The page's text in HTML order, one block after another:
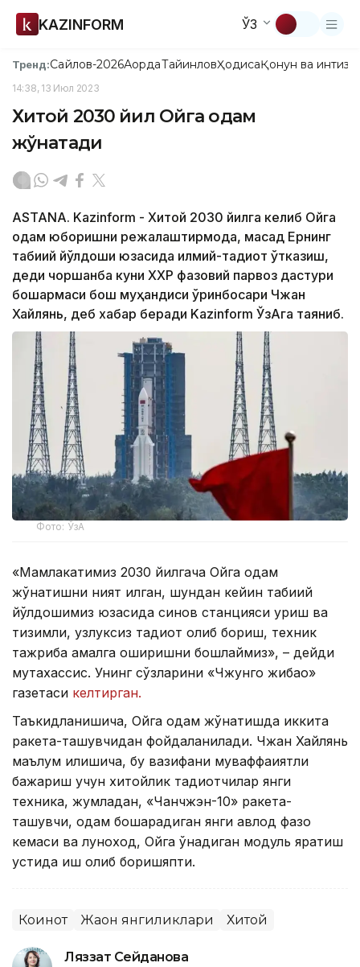
KAZINFORM ЎЗ
Тренд:Сайлов-2026АқордаТайинловҲодисаҚонун ва
14:38, 13 Июл 2023
Хитой 2030 йил Ойга одам
жўнатади
ASTANA. Kazinform - Хитой 2030 йилга келиб Ойга
одам юборишни режалаштирмоқда, мақсад Ернинг
табиий йўлдоши юзасида илмий-тадқиқот ўтказиш,
деди чоршанба куни ХХР фазовий парвоз дастури
бошқармаси бош муҳандиси ўринбосари Чжан
Хайлянь, деб хабар беради Kazinform ЎзАга таяниб.
Фото: ЎзА
«Мамлакатимиз 2030 йилгача Ойга одам
жўнатишни ният қилган, шундан кейин табиий
йўлдошимиз юзасида синов станцияси қуриш ва
тизимли, узлуксиз тадқиқот олиб бориш, техник
тажриба амалга оширишни бошлаймиз», – дейди
мутахассис. Унинг сўзларини «Чжунго жибао»
газетаси келтирган.
Таъкидланишича, Ойга одам жўнатишда иккита
ракета-ташувчидан фойдаланилади. Чжан Хайлянь
маълум қилишича, бу вазифани муваффақиятли
бажариш учун хитойлик тадқиқотчилар янги
техника, жумладан, «Чанчжэн-10» ракета-
ташувчи, одам бошқарадиган янги авлод фазо
кемаси ва луноход, Ойга қўнадиган модуль яратиш
устида иш олиб боришяпти.
Коинот Жаҳон янгиликлари Хитой
Ляззат Сейданова